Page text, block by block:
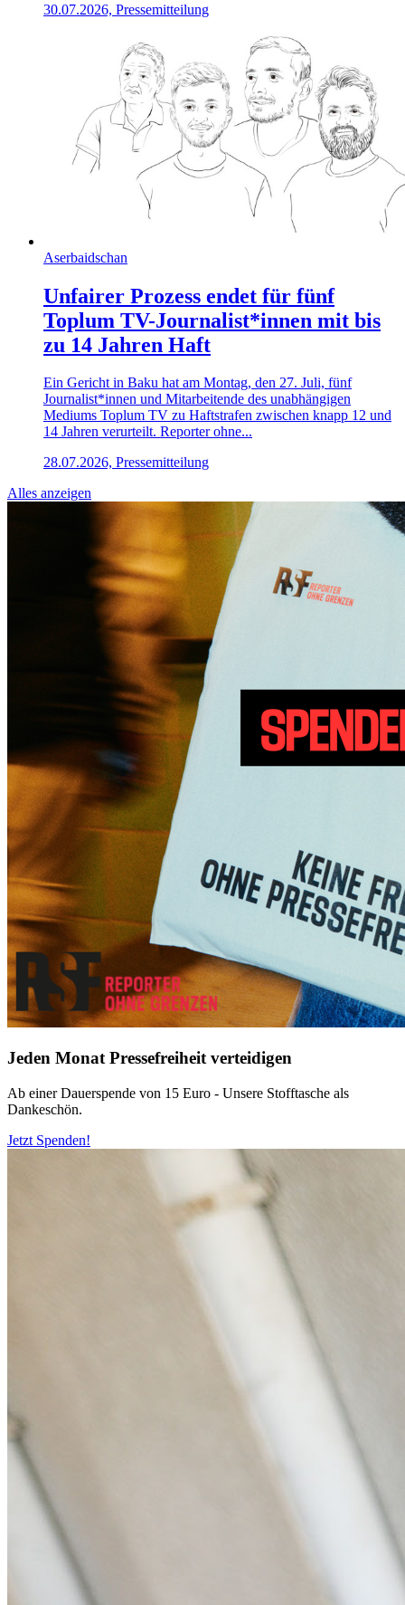
30.07.2026, Pressemitteilung
Aserbaidschan
Unfairer Prozess endet für fünf
Toplum TV-Journalist*innen mit bis
zu 14 Jahren Haft
Ein Gericht in Baku hat am Montag, den 27. Juli, fünf
Journalist*innen und Mitarbeitende des unabhängigen
Mediums Toplum TV zu Haftstrafen zwischen knapp 12 und
14 Jahren verurteilt. Reporter ohne...
28.07.2026, Pressemitteilung
Alles anzeigen
Jeden Monat Pressefreiheit verteidigen
Ab einer Dauerspende von 15 Euro - Unsere Stofftasche als
Dankeschön.
Jetzt Spenden!